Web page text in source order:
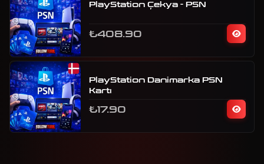
PlayStation Çekya - PSN
₺408.90
PlayStation Danimarka PSN
Kartı
₺17.90